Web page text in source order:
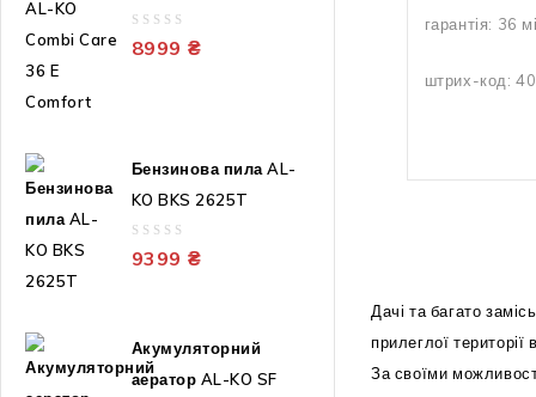
гарантія: 36
штрих-код:
Дачі та багато
прилеглої
За своїми
0
8999 ₴
Бензинова пила AL-
KO BKS 2625T
0
9399 ₴
Акумуляторний
аератор AL-KO SF